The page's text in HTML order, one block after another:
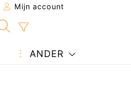
Mijn account
ANDER